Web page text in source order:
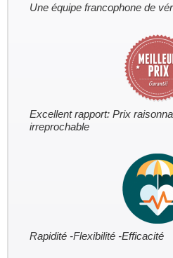
Une équipe francophone de
Excellent rapport: Prix
irreprochable
Rapidité -Flexibilité -Efficacité